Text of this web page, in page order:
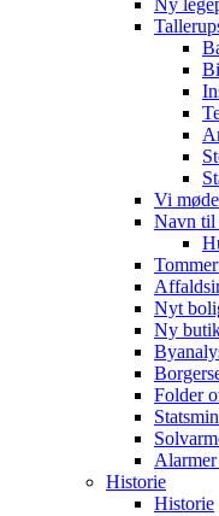
Ny
Vi
Navn til
Nyt
Ny
Folder
Historie
Historie